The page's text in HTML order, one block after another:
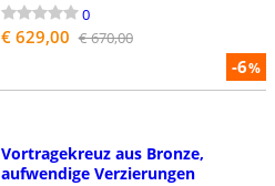
-6%
0
€ 629,00 € 670,00
Vortragekreuz aus Bronze,
aufwendige Verzierungen